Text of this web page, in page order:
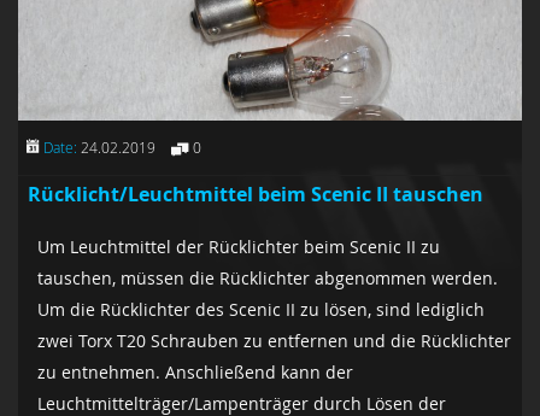
Date: 24.02.2019 0
Rücklicht/Leuchtmittel beim Scenic II tauschen
Um Leuchtmittel der Rücklichter beim Scenic II zu
tauschen, müssen die Rücklichter abgenommen werden.
Um die Rücklichter des Scenic II zu lösen, sind lediglich
zwei Torx T20 Schrauben zu entfernen und die Rücklichter
zu entnehmen. Anschließend kann der
Leuchtmittelträger/Lampenträger durch Lösen der